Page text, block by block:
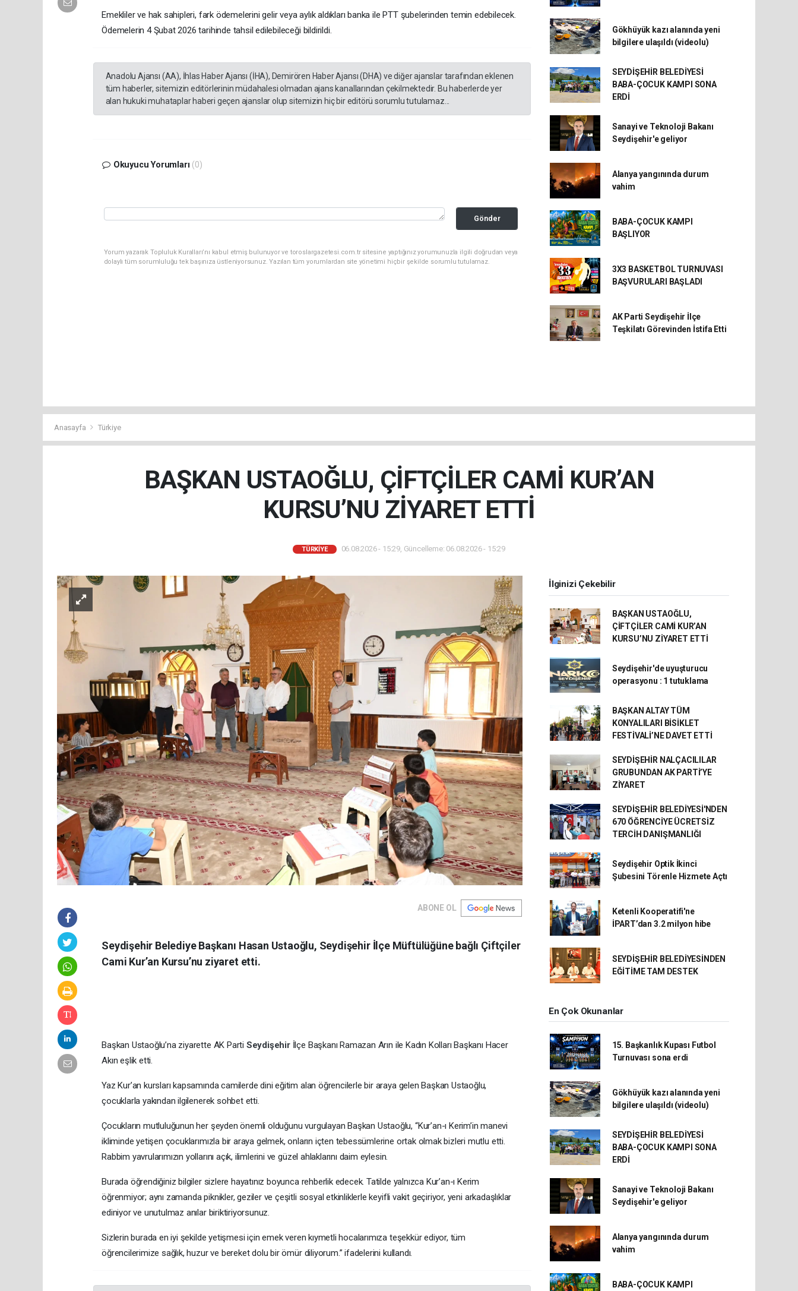
Emekliler ve hak sahipleri, fark ödemelerini gelir veya aylık aldıkları banka ile PTT şubelerinden temin edebilecek.
Ödemelerin 4 Şubat 2026 tarihinde tahsil edilebileceği bildirildi.
Anadolu Ajansı (AA), İhlas Haber Ajansı (İHA), Demirören Haber Ajansı (DHA) ve diğer ajanslar tarafından eklenen
tüm haberler, sitemizin editörlerinin müdahalesi olmadan ajans kanallarından çekilmektedir. Bu haberlerde yer
alan hukuki muhataplar haberi geçen ajanslar olup sitemizin hiç bir editörü sorumlu tutulamaz...
Okuyucu Yorumları (0)
Gönder
Yorum yazarak Topluluk Kuralları’nı kabul etmiş bulunuyor ve toroslargazetesi.com.tr sitesine yaptığınız yorumunuzla ilgili doğrudan veya
dolaylı tüm sorumluluğu tek başınıza üstleniyorsunuz. Yazılan tüm yorumlardan site yönetimi hiçbir şekilde sorumlu tutulamaz.
Gökhüyük kazı alanında yeni
bilgilere ulaşıldı (videolu)
SEYDİŞEHİR BELEDİYESİ
BABA-ÇOCUK KAMPI SONA
ERDİ
Sanayi ve Teknoloji Bakanı
Seydişehir'e geliyor
Alanya yangınında durum
vahim
BABA-ÇOCUK KAMPI
BAŞLIYOR
3X3 BASKETBOL TURNUVASI
BAŞVURULARI BAŞLADI
AK Parti Seydişehir İlçe
Teşkilatı Görevinden İstifa Etti
Anasayfa Türkiye
BAŞKAN USTAOĞLU, ÇİFTÇİLER CAMİ KUR’AN
KURSU’NU ZİYARET ETTİ
TÜRKIYE 06.08.2026 - 15:29, Güncelleme: 06.08.2026 - 15:29
ABONE OL
Seydişehir Belediye Başkanı Hasan Ustaoğlu, Seydişehir İlçe Müftülüğüne bağlı Çiftçiler
Cami Kur’an Kursu’nu ziyaret etti.
Başkan Ustaoğlu’na ziyarette AK Parti Seydişehir İlçe Başkanı Ramazan Arın ile Kadın Kolları Başkanı Hacer
Akın eşlik etti.
Yaz Kur’an kursları kapsamında camilerde dini eğitim alan öğrencilerle bir araya gelen Başkan Ustaoğlu,
çocuklarla yakından ilgilenerek sohbet etti.
Çocukların mutluluğunun her şeyden önemli olduğunu vurgulayan Başkan Ustaoğlu, “Kur’an-ı Kerim’in manevi
ikliminde yetişen çocuklarımızla bir araya gelmek, onların içten tebessümlerine ortak olmak bizleri mutlu etti.
Rabbim yavrularımızın yollarını açık, ilimlerini ve güzel ahlaklarını daim eylesin.
Burada öğrendiğiniz bilgiler sizlere hayatınız boyunca rehberlik edecek. Tatilde yalnızca Kur’an-ı Kerim
öğrenmiyor; aynı zamanda piknikler, geziler ve çeşitli sosyal etkinliklerle keyifli vakit geçiriyor, yeni arkadaşlıklar
ediniyor ve unutulmaz anılar biriktiriyorsunuz.
Sizlerin burada en iyi şekilde yetişmesi için emek veren kıymetli hocalarımıza teşekkür ediyor, tüm
öğrencilerimize sağlık, huzur ve bereket dolu bir ömür diliyorum.” ifadelerini kullandı.
İlginizi Çekebilir
BAŞKAN USTAOĞLU,
ÇİFTÇİLER CAMİ KUR’AN
KURSU’NU ZİYARET ETTİ
Seydişehir'de uyuşturucu
operasyonu : 1 tutuklama
BAŞKAN ALTAY TÜM
KONYALILARI BİSİKLET
FESTİVALİ’NE DAVET ETTİ
SEYDİŞEHİR NALÇACILILAR
GRUBUNDAN AK PARTİ’YE
ZİYARET
SEYDİŞEHİR BELEDİYESİ'NDEN
670 ÖĞRENCİYE ÜCRETSİZ
TERCİH DANIŞMANLIĞI
Seydişehir Optik İkinci
Şubesini Törenle Hizmete Açtı
Ketenli Kooperatifi'ne
İPART’dan 3.2 milyon hibe
SEYDİŞEHİR BELEDİYESİNDEN
EĞİTİME TAM DESTEK
En Çok Okunanlar
15. Başkanlık Kupası Futbol
Turnuvası sona erdi
Gökhüyük kazı alanında yeni
bilgilere ulaşıldı (videolu)
SEYDİŞEHİR BELEDİYESİ
BABA-ÇOCUK KAMPI SONA
ERDİ
Sanayi ve Teknoloji Bakanı
Seydişehir'e geliyor
Alanya yangınında durum
vahim
BABA-ÇOCUK KAMPI